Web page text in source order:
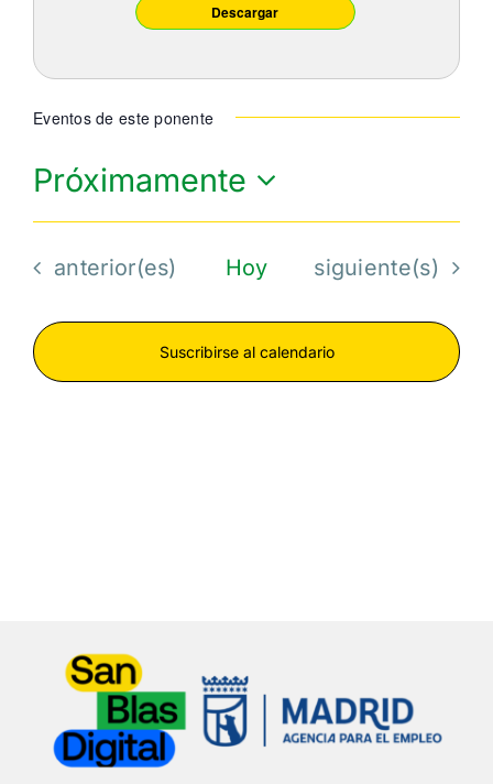
Descargar
Eventos de este ponente
Próximamente
Seleccionar
Eventos
anterior(es) Hoy Eventos
siguiente(s)
Suscribirse al calendario